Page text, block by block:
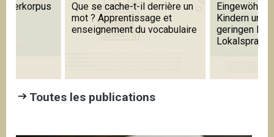
Que se cache-t-il derrière un
mot ? Apprentissage et
enseignement du vocabulaire
Eingewöhnung in Kitas mit
Kindern und Eltern mit
geringen Kenntnissen der
Toutes les publications